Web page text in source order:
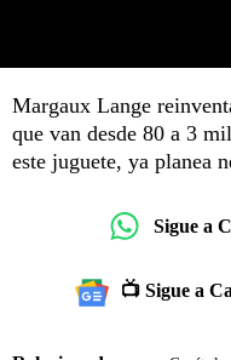
Margaux Lange
que van desde 80 a 3
este juguete, ya planea
Sigue a
📺 Sigue a